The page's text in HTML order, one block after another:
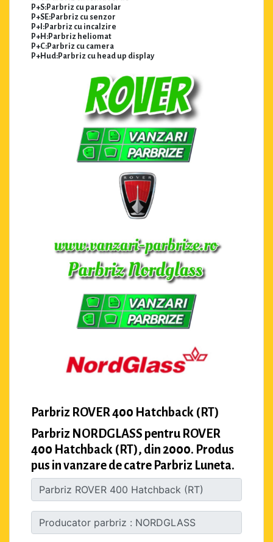
P+S:Parbriz cu parasolar
P+SE:Parbriz cu senzor
P+I:Parbriz cu incalzire
P+H:Parbriz heliomat
P+C:Parbriz cu camera
P+Hud:Parbriz cu head up display
Parbriz ROVER 400 Hatchback (RT)
Parbriz NORDGLASS pentru ROVER
400 Hatchback (RT), din 2000. Produs
pus in vanzare de catre Parbriz Luneta.